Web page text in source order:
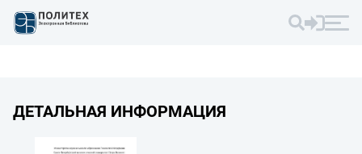
ДЕТАЛЬНАЯ ИНФОРМАЦИЯ